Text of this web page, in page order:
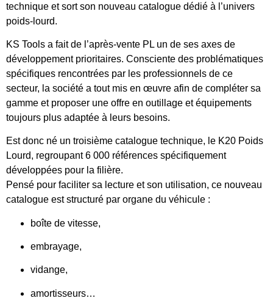
technique et sort son nouveau catalogue dédié à l’univers
poids-lourd.
KS Tools a fait de l’après-vente PL un de ses axes de
développement prioritaires. Consciente des problématiques
spécifiques rencontrées par les professionnels de ce
secteur, la société a tout mis en œuvre afin de compléter sa
gamme et proposer une offre en outillage et équipements
toujours plus adaptée à leurs besoins.
Est donc né un troisième catalogue technique, le K20 Poids
Lourd, regroupant 6 000 références spécifiquement
développées pour la filière.
Pensé pour faciliter sa lecture et son utilisation, ce nouveau
catalogue est structuré par organe du véhicule :
boîte de vitesse,
embrayage,
vidange,
amortisseurs…